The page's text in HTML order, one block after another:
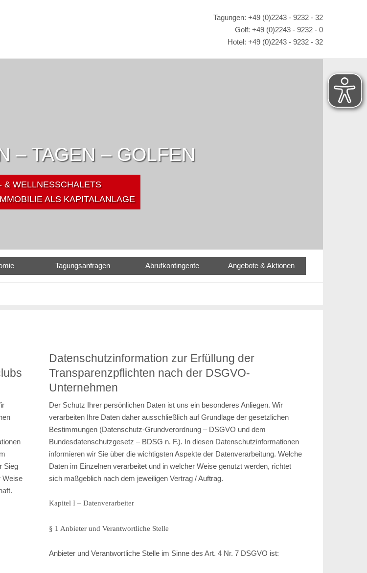
Tagungen: +49 (0)2243 - 9232 - 32
Golf: +49 (0)2243 - 9232 - 0
Hotel: +49 (0)2243 - 9232 - 32
– TAGEN – GOLFEN
& WELLNESSCHALETS
ALS KAPITALANLAGE
Tagungsanfragen Abrufkontingente Angebote & Aktionen
Sieg
Weise
Datenschutzinformation zur Erfüllung der
Transparenzpflichten nach der DSGVO-
Unternehmen
Der Schutz Ihrer persönlichen Daten ist uns ein besonderes Anliegen. Wir
verarbeiten Ihre Daten daher ausschließlich auf Grundlage der gesetzlichen
Bestimmungen (Datenschutz-Grundverordnung – DSGVO und dem
Bundesdatenschutzgesetz – BDSG n. F.). In diesen Datenschutzinformationen
informieren wir Sie über die wichtigsten Aspekte der Datenverarbeitung. Welche
Daten im Einzelnen verarbeitet und in welcher Weise genutzt werden, richtet
sich maßgeblich nach dem jeweiligen Vertrag / Auftrag.
Kapitel I – Datenverarbeiter
§ 1 Anbieter und Verantwortliche Stelle
Anbieter und Verantwortliche Stelle im Sinne des Art. 4 Nr. 7 DSGVO ist: